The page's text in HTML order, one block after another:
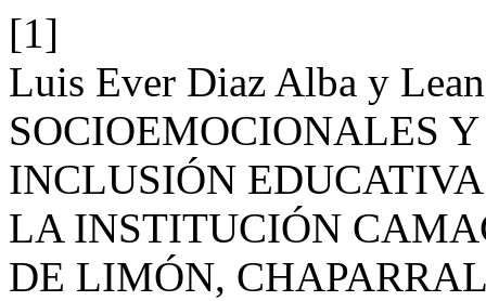
[1]
Luis Ever Diaz Alba y
SOCIOEMOCIONALES
INCLUSIÓN
LA INSTITUCIÓN
DE LIMÓN,